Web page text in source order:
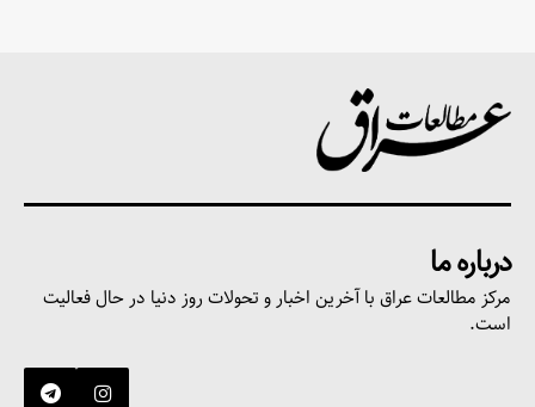
درباره ما
مرکز مطالعات عراق با آخرین اخبار و تحولات روز دنیا در حال فعالیت
است.